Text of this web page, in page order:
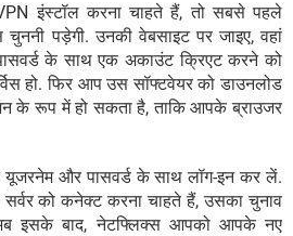
इंस्टॉल करना चाहते हैं, तो सबसे पहले
पड़ेगी. उनकी वेबसाइट पर जाइए, वहां
के साथ एक अकाउंट क्रिएट करने को
हो. फिर आप उस सॉफ्टवेयर को डाउनलोड
के रूप में हो सकता है, ताकि आपके ब्राउजर
और पासवर्ड के साथ लॉग-इन कर लें.
को कनेक्ट करना चाहते हैं, उसका चुनाव
इसके बाद, नेटफ्लिक्स आपको आपके नए